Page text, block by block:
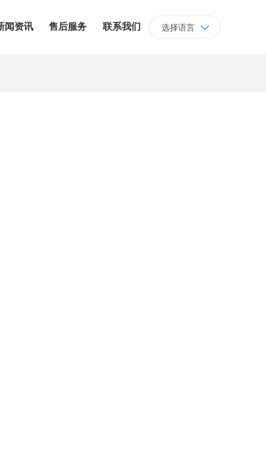
闻资讯 售后服务 联系我们 选择语言